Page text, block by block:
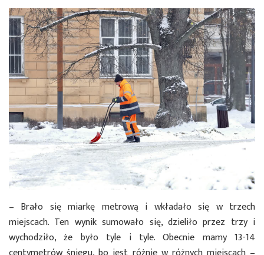
– Brało się miarkę metrową i wkładało się w trzech
miejscach. Ten wynik sumowało się, dzieliło przez trzy i
wychodziło, że było tyle i tyle. Obecnie mamy 13-14